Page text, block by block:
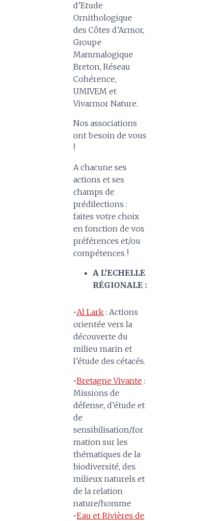
d’Etude
Ornithologique
des Côtes d’Armor,
Groupe
Mammalogique
Breton, Réseau
Cohérence,
UMIVEM et
Vivarmor Nature.
Nos associations
ont besoin de vous
!
A chacune ses
actions et ses
champs de
prédilections :
faites votre choix
en fonction de vos
préférences et/ou
compétences !
A L’ECHELLE
RÉGIONALE :
•Al Lark : Actions
orientée vers la
découverte du
milieu marin et
l’étude des cétacés.
•Bretagne Vivante :
Missions de
défense, d’étude et
de
sensibilisation/for
mation sur les
thématiques de la
biodiversité, des
milieux naturels et
de la relation
nature/homme
•Eau et Rivières de